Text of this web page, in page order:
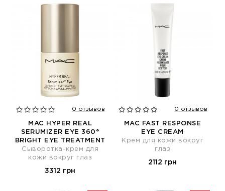
0 отзывов
MAC HYPER REAL
SERUMIZER EYE 360°
BRIGHT EYE TREATMENT
Сыворотка-крем для
кожи вокруг глаз
3312 грн
0 отзывов
MAC FAST RESPONSE
EYE CREAM
Крем для кожи вокруг
глаз
2112 грн